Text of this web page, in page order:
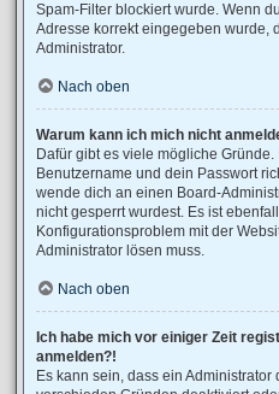
Spam-Filter blockiert wurde. Wenn
Adresse korrekt eingegeben wurde,
Administrator.
Nach oben
Warum kann ich mich nicht
Dafür gibt es viele mögliche
Benutzername und dein Passwort
wende dich an einen Board-
nicht gesperrt wurdest. Es ist
Konfigurationsproblem mit der
Administrator lösen muss.
Nach oben
Ich habe mich vor einiger Zeit
anmelden?!
Es kann sein, dass ein